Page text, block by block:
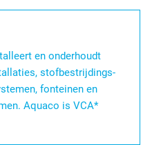
en onderhoudt
stofbestrijdings-
fonteinen en
Aquaco is VCA*